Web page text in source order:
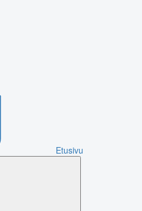
Etusivu